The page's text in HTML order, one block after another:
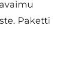
Paketti